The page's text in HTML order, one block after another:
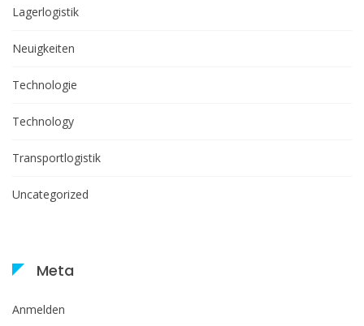
Lagerlogistik
Neuigkeiten
Technologie
Technology
Transportlogistik
Uncategorized
Meta
Anmelden